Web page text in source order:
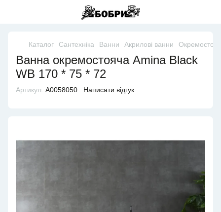
Каталог Сантехніка Ванни Акрилові ванни
Ванна окремостояча Amina Black
WB 170 * 75 * 72
Артикул: А0058050 Написати відгук